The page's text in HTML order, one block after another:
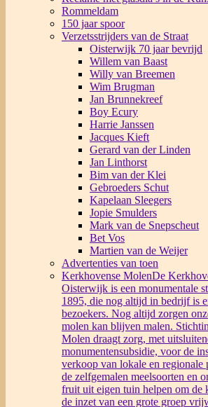
Rommeldam
150 jaar spoor
Verzetsstrijders van de Straat
Oisterwijk 70 jaar bevrijd
Willem van Baast
Willy van Breemen
Wim Brugman
Jan Brunnekreef
Boy Ecury
Harrie Janssen
Jacques Kieft
Gerard van der Linden
Jan Linthorst
Bim van der Klei
Gebroeders Schut
Kapelaan Sleegers
Jopie Smulders
Mark van de Snepscheut
Bet Vos
Martien van de Weijer
Advertenties van toen
Kerkhovense MolenDe
Oisterwijk is een monumentale
1895, die nog altijd in bedrijf is
bezoekers. Nog altijd zorgen
molen kan blijven malen.
Molen draagt zorg, met
monumentensubsidie, voor de
verkoop van lokale en regionale
de zelfgemalen meelsoorten en
fruit uit eigen tuin helpen om de
de inzet van een grote groep